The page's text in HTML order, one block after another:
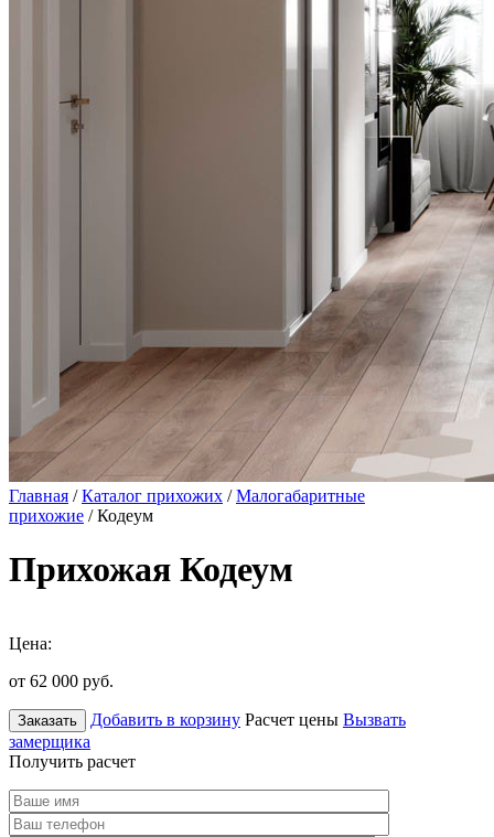
Главная /Каталог прихожих /Малогабаритные
прихожие / Кодеум
Прихожая Кодеум
Цена:
от 62 000 руб.
Заказать Добавить в корзину Расчет цены Вызвать
замерщика
Получить расчет